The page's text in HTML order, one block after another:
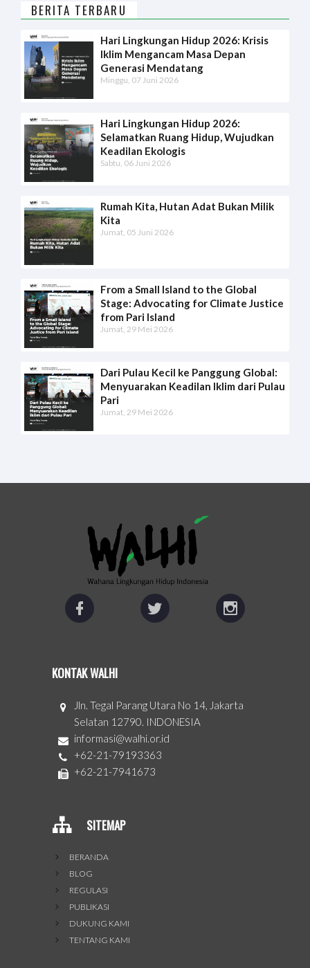
BERITA TERBARU
Hari Lingkungan Hidup 2026: Krisis
Iklim Mengancam Masa Depan
Generasi Mendatang
Minggu, 07 Juni 2026
Hari Lingkungan Hidup 2026:
Selamatkan Ruang Hidup, Wujudkan
Keadilan Ekologis
Sabtu, 06 Juni 2026
Rumah Kita, Hutan Adat Bukan Milik
Kita
Jumat, 05 Juni 2026
From a Small Island to the Global
Stage: Advocating for Climate Justice
from Pari Island
Jumat, 29 Mei 2026
Dari Pulau Kecil ke Panggung Global:
Menyuarakan Keadilan Iklim dari Pulau
Pari
Jumat, 29 Mei 2026
KONTAK WALHI
Jln. Tegal Parang Utara No 14, Jakarta
Selatan 12790. INDONESIA
informasi@walhi.or.id
+62-21-79193363
+62-21-7941673
SITEMAP
BERANDA
BLOG
REGULASI
PUBLIKASI
DUKUNG KAMI
TENTANG KAMI